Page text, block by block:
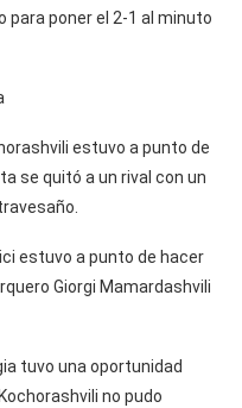
para poner el 2-1 al minuto
estuvo a punto de
se quitó a un rival con un
estuvo a punto de hacer
Giorgi Mamardashvili
tuvo una oportunidad
no pudo